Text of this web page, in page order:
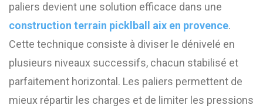
paliers devient une solution efficace dans une
construction terrain picklball aix en provence.
Cette technique consiste à diviser le dénivelé en
plusieurs niveaux successifs, chacun stabilisé et
parfaitement horizontal. Les paliers permettent de
mieux répartir les charges et de limiter les pressions